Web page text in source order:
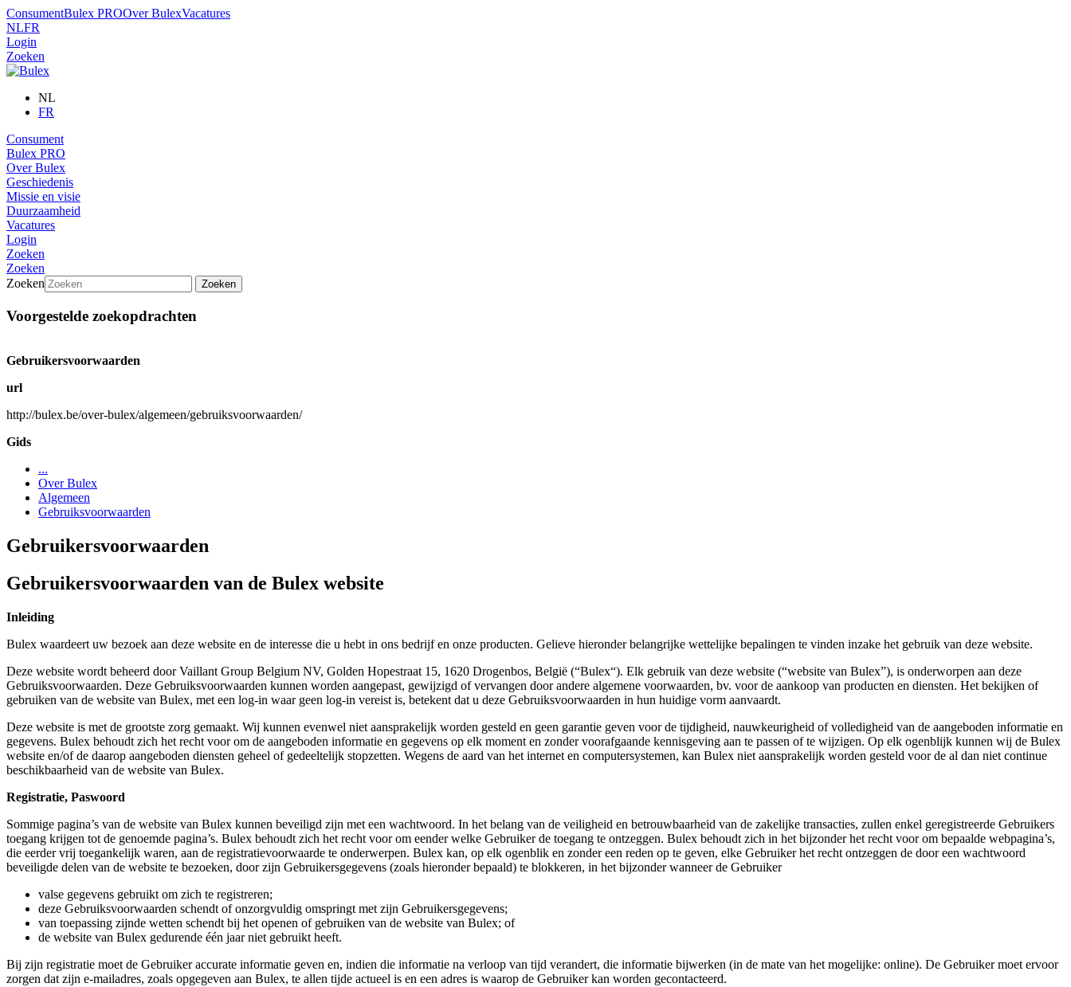
ConsumentBulex PROOver BulexVacatures
NLFR
Login
Zoeken
NL
FR
Consument
Bulex PRO
Over Bulex
Geschiedenis
Missie en visie
Duurzaamheid
Vacatures
Login
Zoeken
Zoeken
Zoeken
Zoeken
Voorgestelde zoekopdrachten
Gebruikersvoorwaarden
url
http://bulex.be/over-bulex/algemeen/gebruiksvoorwaarden/
Gids
...
Over Bulex
Algemeen
Gebruiksvoorwaarden
Gebruikersvoorwaarden
Gebruikersvoorwaarden van de Bulex website
Inleiding
Bulex waardeert uw bezoek aan deze website en de interesse die u hebt in ons bedrijf en onze producten. Gelieve hieronder belangrijke wettelijke bepalingen te vinden inzake het gebruik van deze website.
Deze website wordt beheerd door Vaillant Group Belgium NV, Golden Hopestraat 15, 1620 Drogenbos, België (“Bulex“). Elk gebruik van deze website (“website van Bulex”), is onderworpen aan deze
Gebruiksvoorwaarden. Deze Gebruiksvoorwaarden kunnen worden aangepast, gewijzigd of vervangen door andere algemene voorwaarden, bv. voor de aankoop van producten en diensten. Het bekijken of
gebruiken van de website van Bulex, met een log-in waar geen log-in vereist is, betekent dat u deze Gebruiksvoorwaarden in hun huidige vorm aanvaardt.
Deze website is met de grootste zorg gemaakt. Wij kunnen evenwel niet aansprakelijk worden gesteld en geen garantie geven voor de tijdigheid, nauwkeurigheid of volledigheid van de aangeboden informatie en
gegevens. Bulex behoudt zich het recht voor om de aangeboden informatie en gegevens op elk moment en zonder voorafgaande kennisgeving aan te passen of te wijzigen. Op elk ogenblijk kunnen wij de Bulex
website en/of de daarop aangeboden diensten geheel of gedeeltelijk stopzetten. Wegens de aard van het internet en computersystemen, kan Bulex niet aansprakelijk worden gesteld voor de al dan niet continue
beschikbaarheid van de website van Bulex.
Registratie, Paswoord
Sommige pagina’s van de website van Bulex kunnen beveiligd zijn met een wachtwoord. In het belang van de veiligheid en betrouwbaarheid van de zakelijke transacties, zullen enkel geregistreerde Gebruikers
toegang krijgen tot de genoemde pagina’s. Bulex behoudt zich het recht voor om eender welke Gebruiker de toegang te ontzeggen. Bulex behoudt zich in het bijzonder het recht voor om bepaalde webpagina’s,
die eerder vrij toegankelijk waren, aan de registratievoorwaarde te onderwerpen. Bulex kan, op elk ogenblik en zonder een reden op te geven, elke Gebruiker het recht ontzeggen de door een wachtwoord
beveiligde delen van de website te bezoeken, door zijn Gebruikersgegevens (zoals hieronder bepaald) te blokkeren, in het bijzonder wanneer de Gebruiker
valse gegevens gebruikt om zich te registreren;
deze Gebruiksvoorwaarden schendt of onzorgvuldig omspringt met zijn Gebruikersgegevens;
van toepassing zijnde wetten schendt bij het openen of gebruiken van de website van Bulex; of
de website van Bulex gedurende één jaar niet gebruikt heeft.
Bij zijn registratie moet de Gebruiker accurate informatie geven en, indien die informatie na verloop van tijd verandert, die informatie bijwerken (in de mate van het mogelijke: online). De Gebruiker moet ervoor
zorgen dat zijn e-mailadres, zoals opgegeven aan Bulex, te allen tijde actueel is en een adres is waarop de Gebruiker kan worden gecontacteerd.